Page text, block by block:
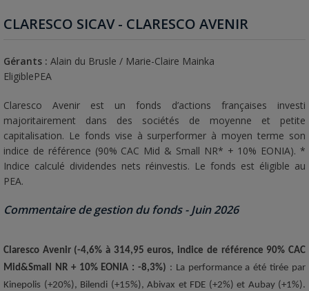
CLARESCO SICAV - CLARESCO AVENIR
Gérants : Alain du Brusle / Marie-Claire Mainka
EligiblePEA
Claresco Avenir est un fonds d’actions françaises investi
majoritairement dans des sociétés de moyenne et petite
capitalisation. Le fonds vise à surperformer à moyen terme son
indice de référence (90% CAC Mid & Small NR* + 10% EONIA). *
Indice calculé dividendes nets réinvestis. Le fonds est éligible au
PEA.
Commentaire de gestion du fonds - Juin 2026
Claresco Avenir (-4,6% à 314,95 euros, indice de référence 90% CAC
Mid&Small NR + 10% EONIA : -8,3%) : La performance a été tirée par
Kinepolis (+20%), Bilendi (+15%), Abivax et FDE (+2%) et Aubay (+1%).